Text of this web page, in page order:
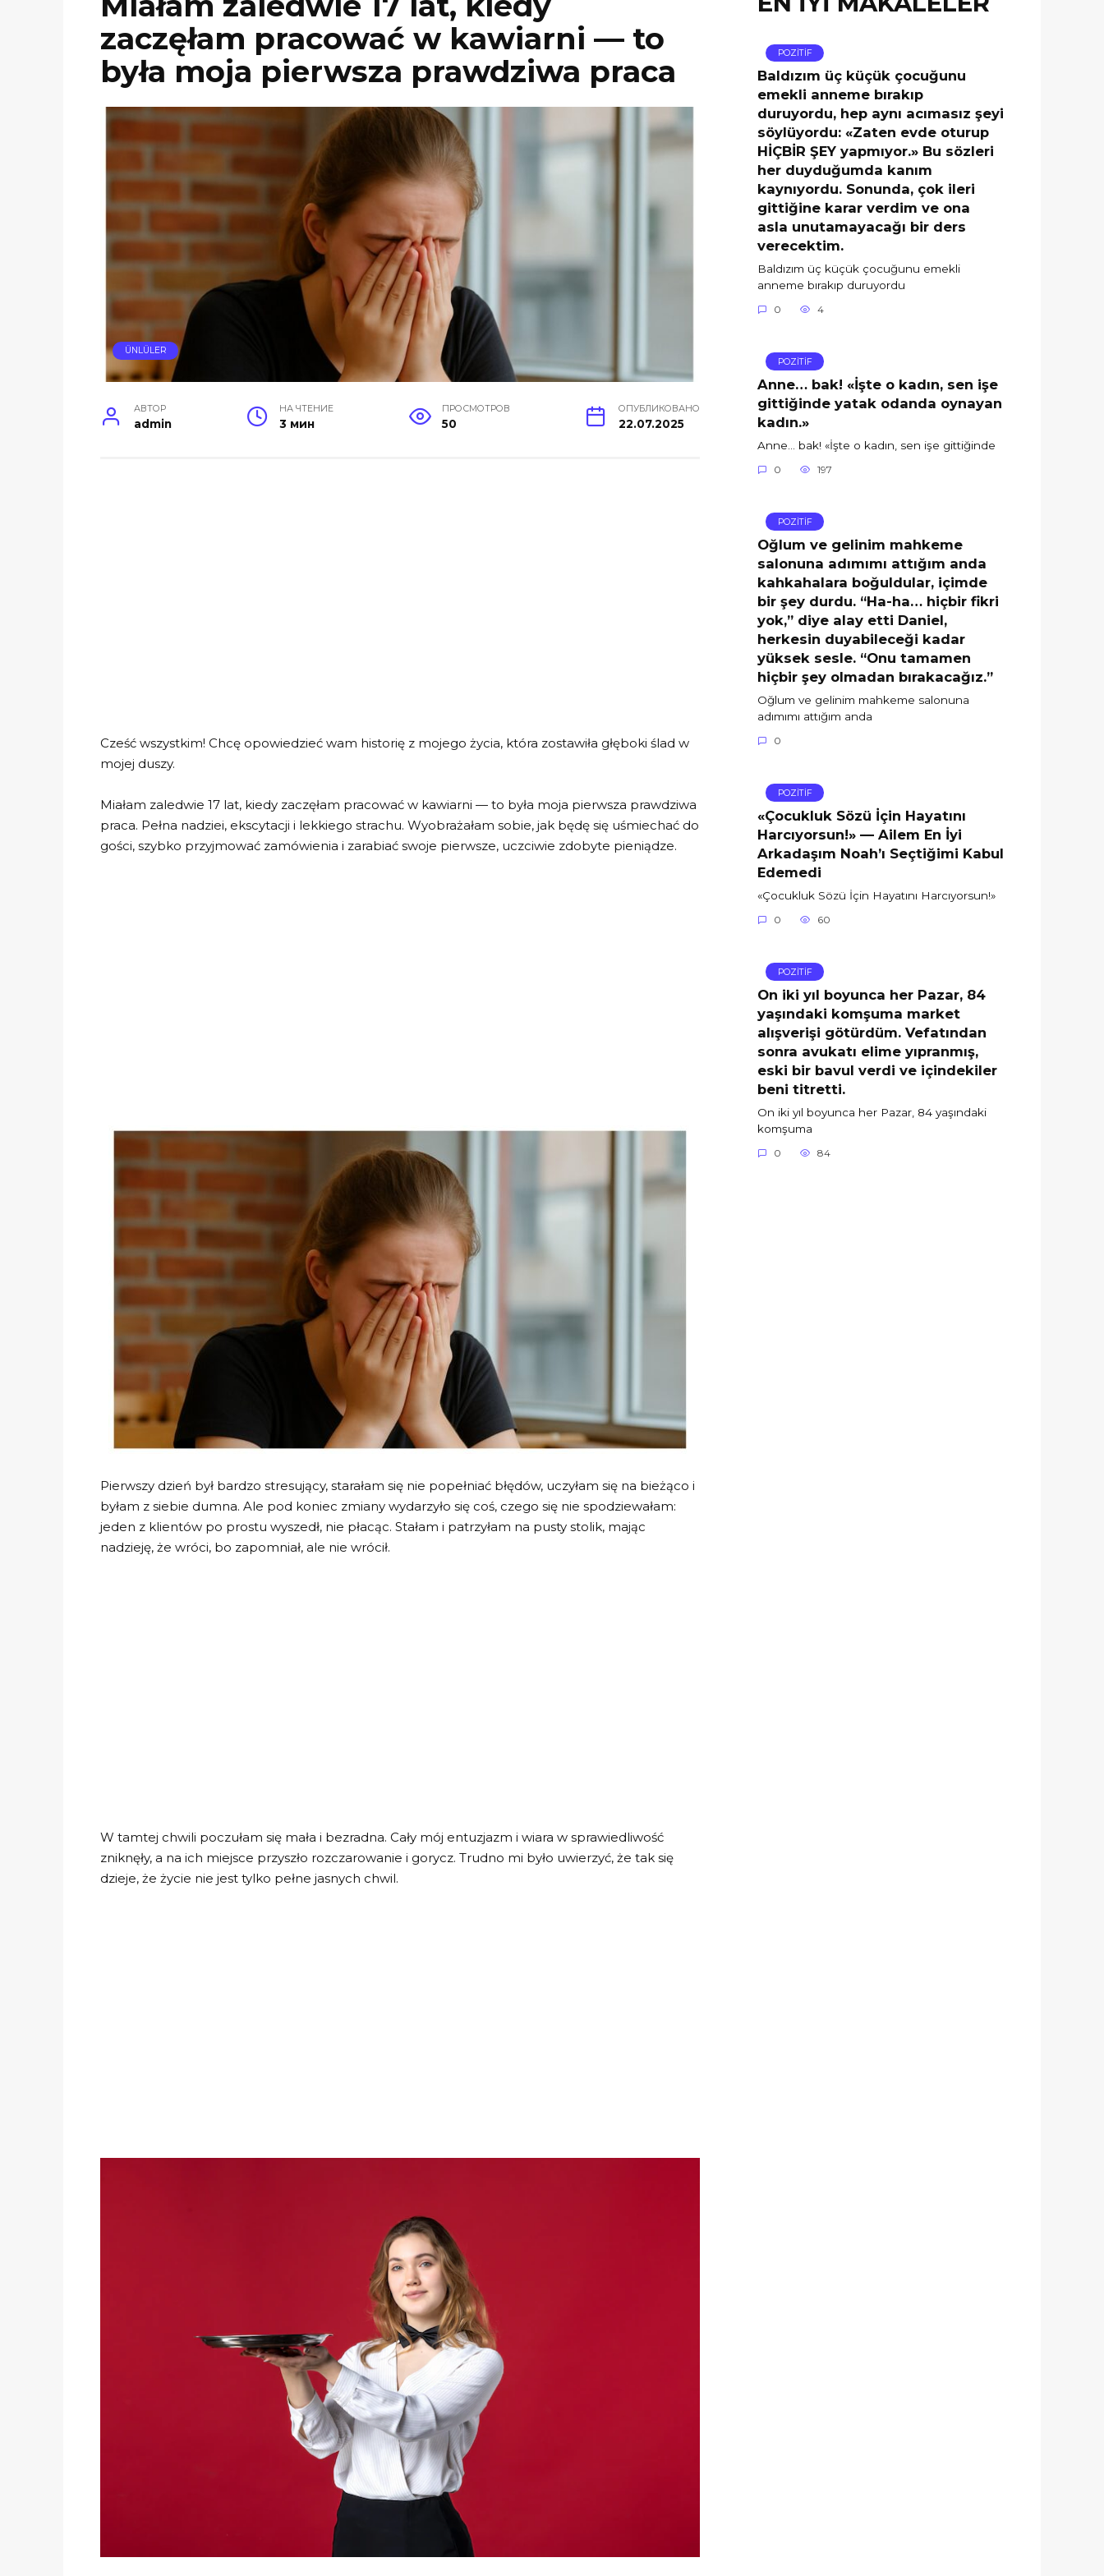
zaczęłam pracować w kawiarni — to
była moja pierwsza prawdziwa praca
ÜNLÜLER
АВТОР
admin
НА ЧТЕНИЕ
3 мин
ПРОСМОТРОВ
50
ОПУБЛИКОВАНО
22.07.2025
Cześć wszystkim! Chcę opowiedzieć wam historię z mojego życia, która zostawiła głęboki ślad w
mojej duszy.
Miałam zaledwie 17 lat, kiedy zaczęłam pracować w kawiarni — to była moja pierwsza prawdziwa
praca. Pełna nadziei, ekscytacji i lekkiego strachu. Wyobrażałam sobie, jak będę się uśmiechać do
gości, szybko przyjmować zamówienia i zarabiać swoje pierwsze, uczciwie zdobyte pieniądze.
Pierwszy dzień był bardzo stresujący, starałam się nie popełniać błędów, uczyłam się na bieżąco i
byłam z siebie dumna. Ale pod koniec zmiany wydarzyło się coś, czego się nie spodziewałam:
jeden z klientów po prostu wyszedł, nie płacąc. Stałam i patrzyłam na pusty stolik, mając
nadzieję, że wróci, bo zapomniał, ale nie wrócił.
W tamtej chwili poczułam się mała i bezradna. Cały mój entuzjazm i wiara w sprawiedliwość
zniknęły, a na ich miejsce przyszło rozczarowanie i gorycz. Trudno mi było uwierzyć, że tak się
dzieje, że życie nie jest tylko pełne jasnych chwil.
POZİTİF
Baldızım üç küçük çocuğunu
emekli anneme bırakıp
duruyordu, hep aynı acımasız şeyi
söylüyordu: «Zaten evde oturup
HİÇBİR ŞEY yapmıyor.» Bu sözleri
her duyduğumda kanım
kaynıyordu. Sonunda, çok ileri
gittiğine karar verdim ve ona
asla unutamayacağı bir ders
verecektim.
Baldızım üç küçük çocuğunu emekli
anneme bırakıp duruyordu
0 4
POZİTİF
Anne… bak! «İşte o kadın, sen işe
gittiğinde yatak odanda oynayan
kadın.»
Anne… bak! «İşte o kadın, sen işe gittiğinde
0 197
POZİTİF
Oğlum ve gelinim mahkeme
salonuna adımımı attığım anda
kahkahalara boğuldular, içimde
bir şey durdu. “Ha-ha… hiçbir fikri
yok,” diye alay etti Daniel,
herkesin duyabileceği kadar
yüksek sesle. “Onu tamamen
hiçbir şey olmadan bırakacağız.”
Oğlum ve gelinim mahkeme salonuna
adımımı attığım anda
0
POZİTİF
«Çocukluk Sözü İçin Hayatını
Harcıyorsun!» — Ailem En İyi
Arkadaşım Noah’ı Seçtiğimi Kabul
Edemedi
«Çocukluk Sözü İçin Hayatını Harcıyorsun!»
0 60
POZİTİF
On iki yıl boyunca her Pazar, 84
yaşındaki komşuma market
alışverişi götürdüm. Vefatından
sonra avukatı elime yıpranmış,
eski bir bavul verdi ve içindekiler
beni titretti.
On iki yıl boyunca her Pazar, 84 yaşındaki
komşuma
0 84